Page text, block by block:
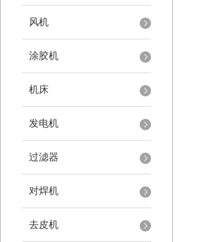
风机
涂胶机
机床
发电机
过滤器
对焊机
去皮机